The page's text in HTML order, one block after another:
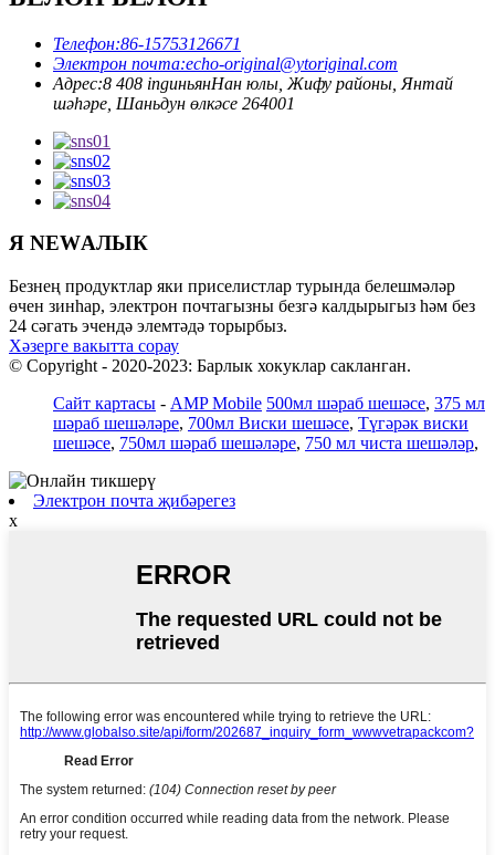
Телефон:86-15753126671
Электрон почта:echo-original@ytoriginal.com
Адрес:8 408 ingиньянНан юлы, Жифу районы, Янтай
шәһәре, Шаньдун өлкәсе 264001
Я NEWАЛЫК
Безнең продуктлар яки приселистлар турында белешмәләр
өчен зинһар, электрон почтагызны безгә калдырыгыз һәм без
24 сәгать эчендә элемтәдә торырбыз.
Хәзерге вакытта сорау
© Copyright - 2020-2023: Барлык хокуклар сакланган.
Сайт картасы - AMP Mobile 500мл шәраб шешәсе, 375 мл
шәраб шешәләре, 700мл Виски шешәсе, Түгәрәк виски
шешәсе, 750мл шәраб шешәләре, 750 мл чиста шешәләр,
Электрон почта җибәрегез
x